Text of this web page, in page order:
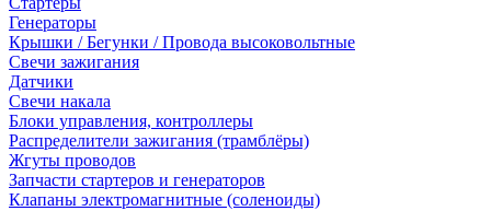
Генераторы
Крышки / Бегунки / Провода высоковольтные
Свечи зажигания
Датчики
Свечи накала
Блоки управления, контроллеры
Распределители зажигания (трамблёры)
Жгуты проводов
Запчасти стартеров и генераторов
Клапаны электромагнитные (соленоиды)